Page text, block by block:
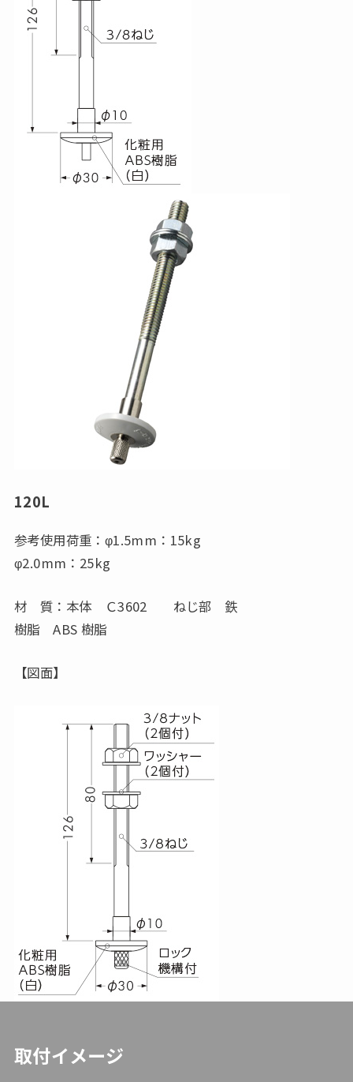
120L
参考使用荷重：φ1.5mm：15kg
φ2.0mm：25kg
材 質：本体 Ｃ3602 ねじ部 鉄
樹脂 ABS 樹脂
【図面】
取付イメージ